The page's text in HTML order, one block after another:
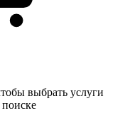
выбрать услуги